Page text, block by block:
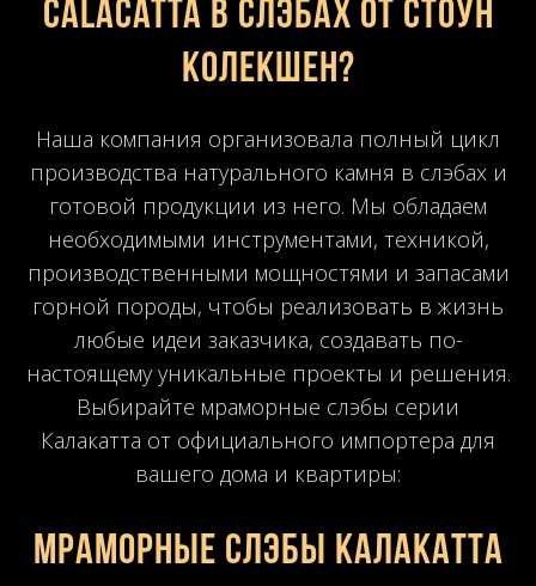
Calacatta в слэбах от Стоун
Колекшен?
Наша компания организовала полный цикл
производства натурального камня в слэбах и
готовой продукции из него. Мы обладаем
необходимыми инструментами, техникой,
производственными мощностями и запасами
горной породы, чтобы реализовать в жизнь
любые идеи заказчика, создавать по-
настоящему уникальные проекты и решения.
Выбирайте мраморные слэбы серии
Калакатта от официального импортера для
вашего дома и квартиры:
Мраморные слэбы Калакатта